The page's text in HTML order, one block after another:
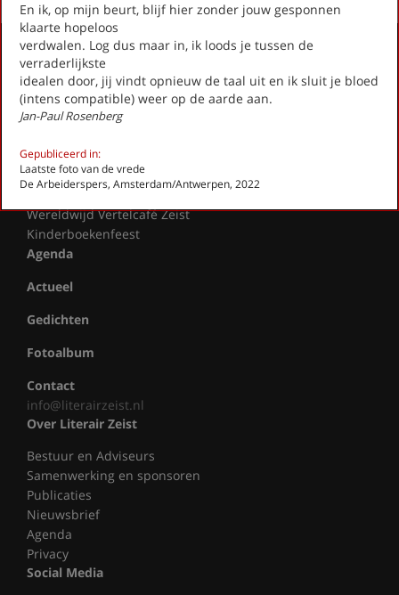
En ik, op mijn beurt, blijf hier zonder jouw gesponnen
klaarte hopeloos
verdwalen. Log dus maar in, ik loods je tussen de
verraderlijkste
idealen door, jij vindt opnieuw de taal uit en ik sluit je bloed
(intens compatible) weer op de aarde aan.
Jan-Paul Rosenberg
Gepubliceerd in:
Laatste foto van de vrede
De Arbeiderspers, Amsterdam/Antwerpen, 2022
Activiteiten
Lezingen door en over schrijvers
Stadsdichtersduo van Zeist
Boek & Film
Leesclubs / leesgroepen
Verhalenproject '80 jaar Vrijheid'
Silent Reading Club Zeist
Wereldwijd Vertelcafé Zeist
Kinderboekenfeest
Agenda
Actueel
Gedichten
Fotoalbum
Contact
info@literairzeist.nl
Over Literair Zeist
Bestuur en Adviseurs
Samenwerking en sponsoren
Publicaties
Nieuwsbrief
Agenda
Privacy
Social Media